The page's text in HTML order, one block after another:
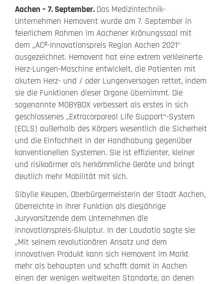
Aachen – 7. September. Das Medizintechnik-
Unternehmen Hemovent wurde am 7. September in
feierlichem Rahmen im Aachener Krönungssaal mit
dem „AC²-Innovationspreis Region Aachen 2021“
ausgezeichnet. Hemovent hat eine extrem verkleinerte
Herz-Lungen-Maschine entwickelt, die Patienten mit
akutem Herz- und / oder Lungenversagen rettet, indem
sie die Funktionen dieser Organe übernimmt. Die
sogenannte MOBYBOX verbessert als erstes in sich
geschlossenes „Extracorporeal Life Support“-System
(ECLS) außerhalb des Körpers wesentlich die Sicherheit
und die Einfachheit in der Handhabung gegenüber
konventionellen Systemen. Sie ist effizienter, kleiner
und risikoärmer als herkömmliche Geräte und bringt
deutlich mehr Mobilität mit sich.
Sibylle Keupen, Oberbürgermeisterin der Stadt Aachen,
überreichte in ihrer Funktion als diesjährige
Juryvorsitzende dem Unternehmen die
Innovationspreis-Skulptur. In der Laudatio sagte sie:
„Mit seinem revolutionären Ansatz und dem
innovativen Produkt kann sich Hemovent im Markt
mehr als behaupten und schafft damit in Aachen
einen der wenigen weltweiten Standorte, an denen